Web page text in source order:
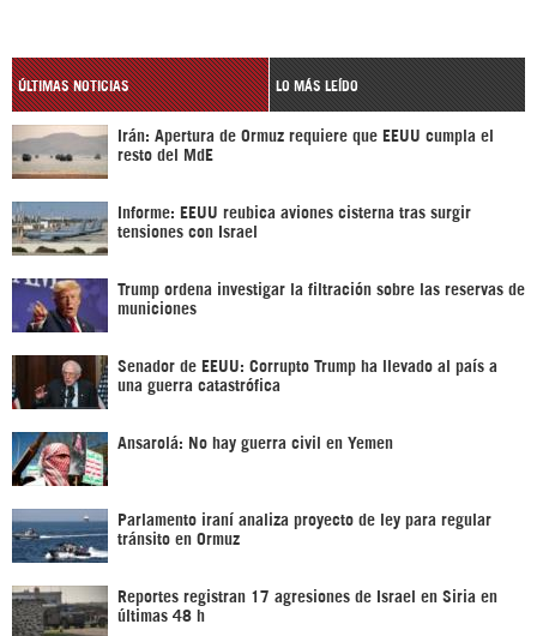
ÚLTIMAS NOTICIAS LO MÁS LEÍDO
Irán: Apertura de Ormuz requiere que EEUU cumpla el
resto del MdE
Informe: EEUU reubica aviones cisterna tras surgir
tensiones con Israel
Trump ordena investigar la filtración sobre las reservas de
municiones
Senador de EEUU: Corrupto Trump ha llevado al país a
una guerra catastrófica
Ansarolá: No hay guerra civil en Yemen
Parlamento iraní analiza proyecto de ley para regular
tránsito en Ormuz
Reportes registran 17 agresiones de Israel en Siria en
últimas 48 h